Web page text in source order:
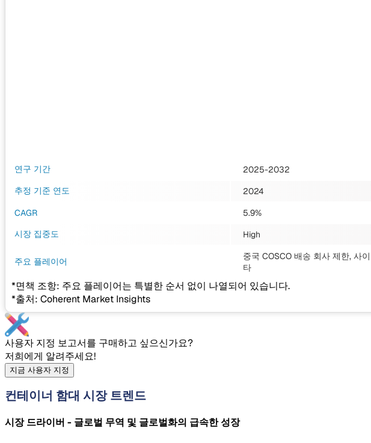
연구 기간
2025-2032
추정 기준 연도
2024
CAGR
5.9%
시장 집중도
High
주요 플레이어 중국 COSCO 배송 회사 제한, 사
타
*면책 조항: 주요 플레이어는 특별한 순서 없이 나열되어 있습니다.
*출처: Coherent Market Insights
사용자 지정 보고서를 구매하고 싶으신가요?
저희에게 알려주세요!
지금 사용자 지정
컨테이너 함대 시장 트렌드
시장 드라이버 - 글로벌 무역 및 글로벌화의 급속한 성장